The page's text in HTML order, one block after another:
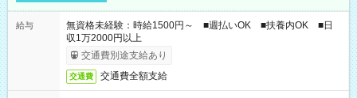
給与
無資格未経験：時給1500円～ ■週払いOK ■扶養内OK ■日
収1万2000円以上
交通費別途支給あり
交通費 交通費全額支給